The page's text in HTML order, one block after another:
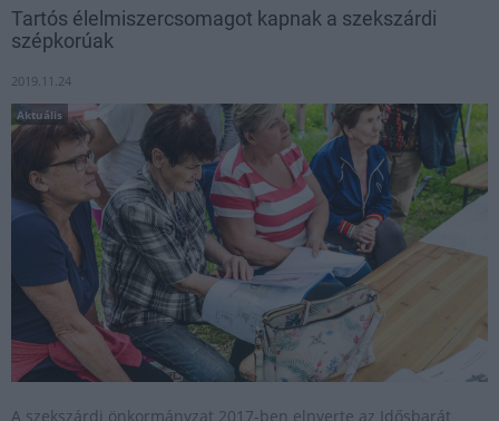
Tartós élelmiszercsomagot kapnak a szekszárdi
szépkorúak
2019.11.24
Aktuális
A szekszárdi önkormányzat 2017-ben elnyerte az Idősbarát